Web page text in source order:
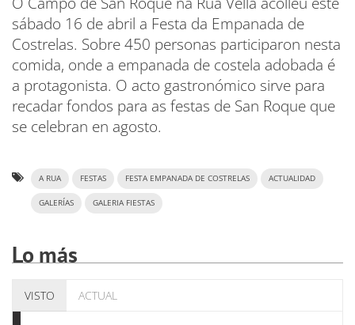
sábado 16 de abril a Festa da Empanada de
Costrelas. Sobre 450 personas participaron nesta
comida, onde a empanada de costela adobada é
a protagonista. O acto gastronómico sirve para
recadar fondos para as festas de San Roque que
se celebran en agosto.
A RUA FESTAS FESTA EMPANADA DE COSTRELAS ACTUALIDAD
GALERÍAS GALERIA FIESTAS
Lo más
VISTO ACTUAL